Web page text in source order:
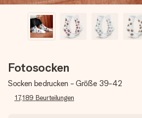
Fotosocken
Socken bedrucken - Größe 39-42
17,189 Beurteilungen